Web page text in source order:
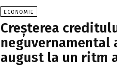
ECONOMIE
Creşterea
neguvernamental
august la un ritm